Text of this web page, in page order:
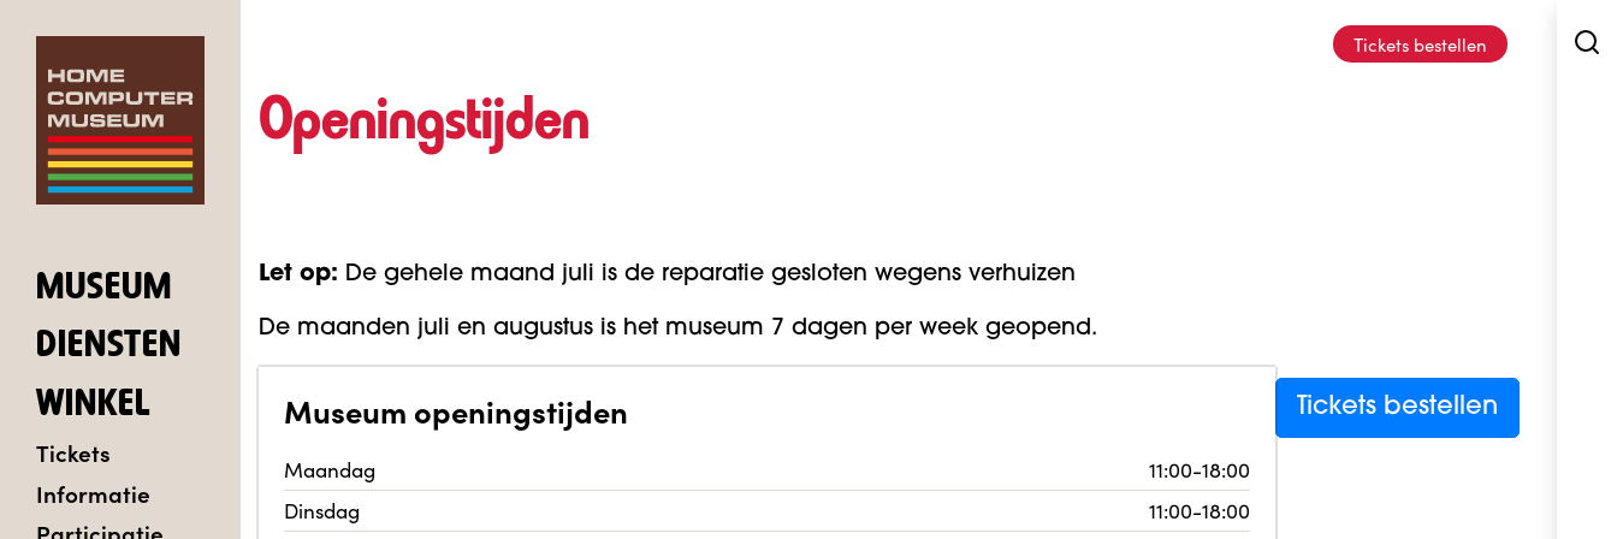
Tickets bestellen
MUSEUM
DIENSTEN
WINKEL
Tickets
Informatie
Openingstijden
Let op: De gehele maand juli is de reparatie gesloten wegens verhuizen
De maanden juli en augustus is het museum 7 dagen per week geopend.
Tickets bestellen
Museum openingstijden
Maandag
11:00-18:00
Dinsdag
11:00-18:00